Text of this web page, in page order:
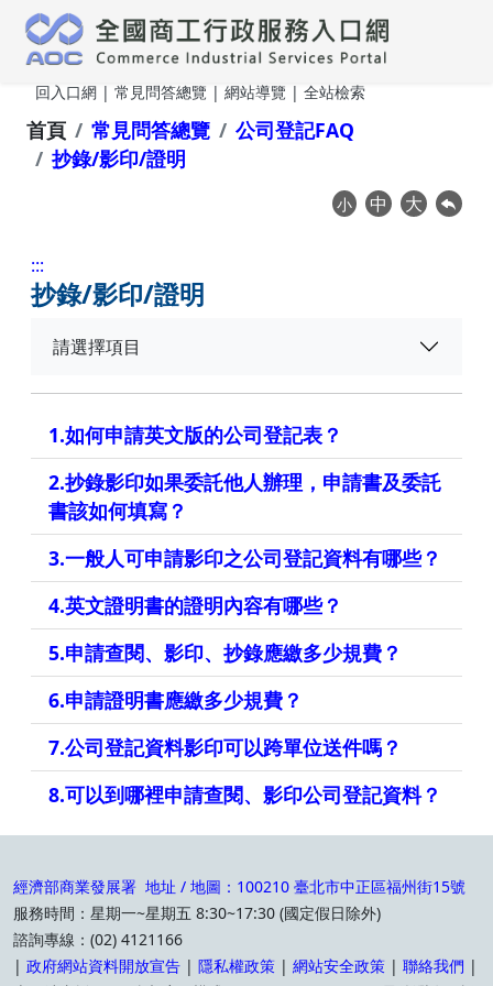
跳到主要內容
回入口網 |常見問答總覽 |網站導覽 | 全站檢索
首頁 常見問答總覽
公司登記FAQ
抄錄/影印/證明
小 中 大
:::
常
問
答
總
覽
抄錄/影印/證明
請選擇項目
1.如何申請英文版的公司登記表？
2.抄錄影印如果委託他人辦理，申請書及委託
書該如何填寫？
3.一般人可申請影印之公司登記資料有哪些？
4.英文證明書的證明內容有哪些？
5.申請查閱、影印、抄錄應繳多少規費？
6.申請證明書應繳多少規費？
7.公司登記資料影印可以跨單位送件嗎？
8.可以到哪裡申請查閱、影印公司登記資料？
經濟部商業發展署 地址 / 地圖：100210 臺北市中正區福州街15號
服務時間：星期一~星期五 8:30~17:30 (國定假日除外)
諮詢專線：(02) 4121166
| 政府網站資料開放宣告 | 隱私權政策 | 網站安全政策 | 聯絡我們 |